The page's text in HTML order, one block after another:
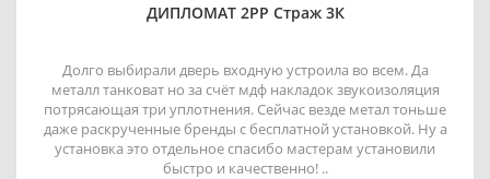
ДИПЛОМАТ 2РР Страж 3К
Долго выбирали дверь входную устроила во всем. Да
металл танковат но за счёт мдф накладок звукоизоляция
потрясающая три уплотнения. Сейчас везде метал тоньше
даже раскрученные бренды с бесплатной установкой. Ну а
установка это отдельное спасибо мастерам установили
быстро и качественно! ..